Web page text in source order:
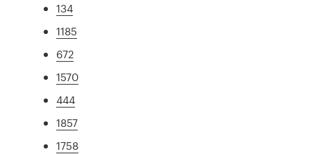
134
1185
672
1570
444
1857
1758